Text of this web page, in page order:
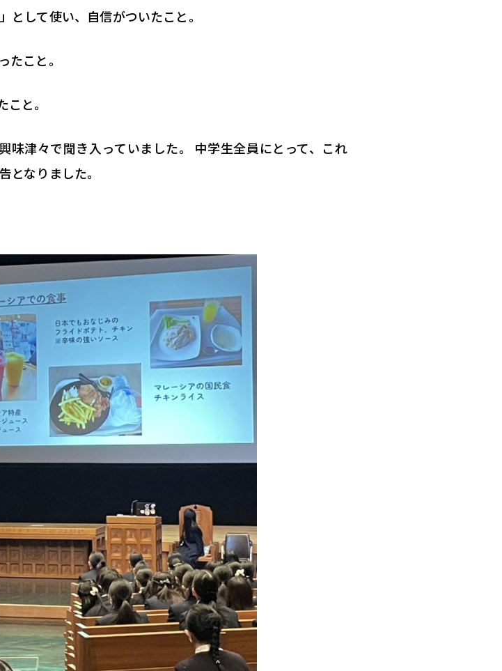
して使い、自信がついたこと。
こと。
と。
味津々で聞き入っていました。 中学生全員にとって、これ
なりました。